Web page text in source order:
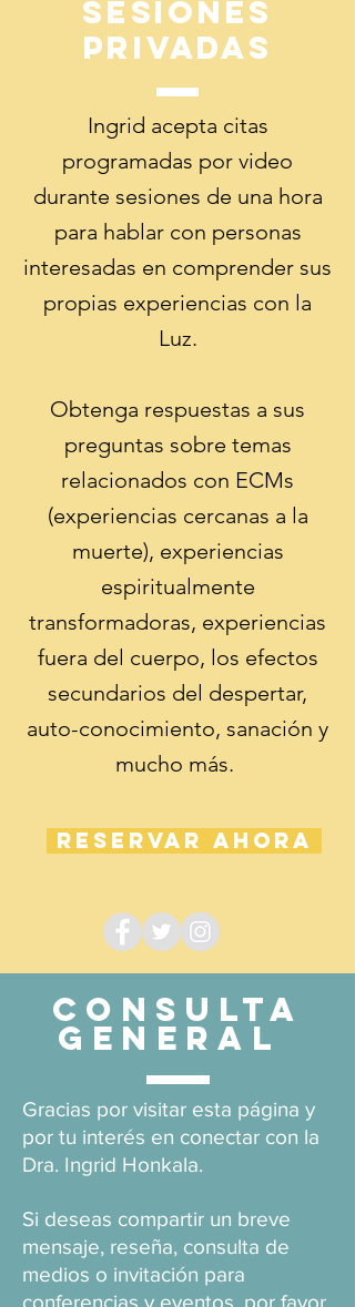
Sesiones
Privadas
Ingrid acepta citas
programadas por video
durante sesiones de una hora
para hablar con personas
interesadas en comprender sus
propias experiencias con la
Luz.
Obtenga respuestas a sus
preguntas sobre temas
relacionados con ECMs
(experiencias cercanas a la
muerte), experiencias
espiritualmente
transformadoras, experiencias
fuera del cuerpo, los efectos
secundarios del despertar,
auto-conocimiento, sanación y
mucho más.
Reservar ahora
Consulta
General
Gracias por visitar esta página y
por tu interés en conectar con la
Dra. Ingrid Honkala.
Si deseas compartir un breve
mensaje, reseña, consulta de
medios o invitación para
conferencias y eventos, por favor